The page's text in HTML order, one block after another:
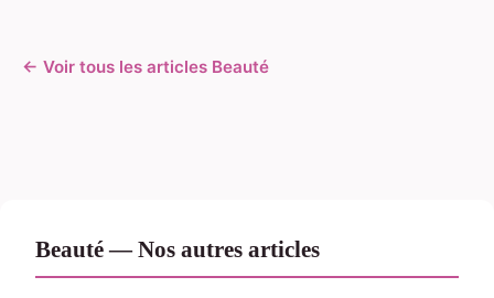
← Voir tous les articles Beauté
Beauté — Nos autres articles